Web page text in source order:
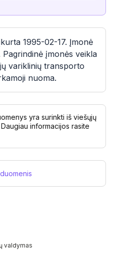
1995-02-17. Įmonė
įmonės veikla
variklinių transporto
nuoma.
yra surinkti iš viešųjų
informacijos rasite
valdymas